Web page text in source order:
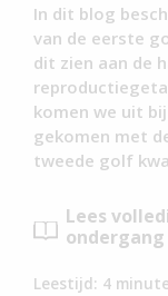
In dit blog
van de eerste
dit zien aan de
komen we uit
gekomen met
tweede golf
Lees
Leestijd: 4